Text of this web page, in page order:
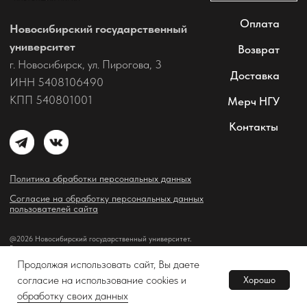
Продолжая использовать сайт, Вы даете
согласие на использование cookies и
обработку своих данных
Хорошо